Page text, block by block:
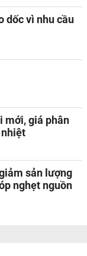
dốc vì nhu cầu
mới, giá phân
nhiệt
sản lượng
nghẹt nguồn